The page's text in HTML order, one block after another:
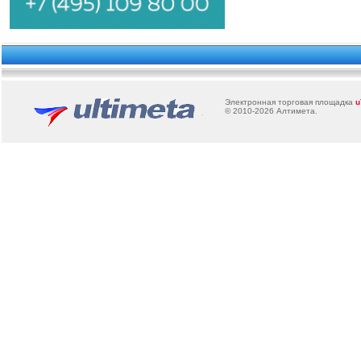
Электронная торговая площадка u
© 2010-2026 Алтимета